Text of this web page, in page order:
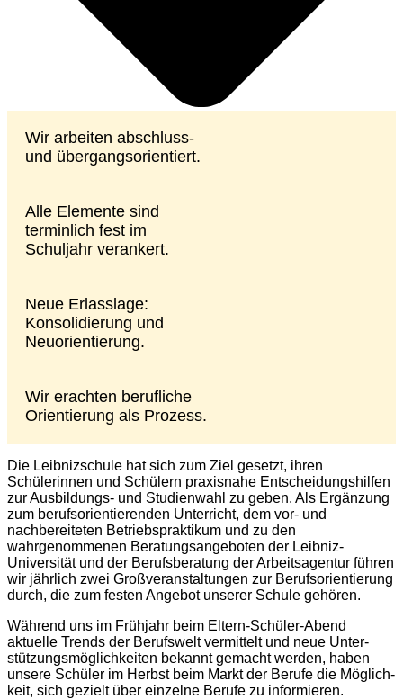
Wir arbeiten abschluss-
und übergangsorientiert.
Alle Elemente sind
terminlich fest im
Schuljahr verankert.
Neue Erlasslage:
Konsolidierung und
Neuorientierung.
Wir erachten berufliche
Orientierung als Prozess.
Die Leibnizschule hat sich zum Ziel gesetzt, ihren
Schülerinnen und Schülern praxisnahe Entscheidungshilfen
zur Ausbildungs- und Studienwahl zu geben. Als Ergänzung
zum berufsorientierenden Unterricht, dem vor- und
nachbereiteten Betriebspraktikum und zu den
wahrgenommenen Beratungsangeboten der Leibniz-
Universität und der Berufsberatung der Arbeitsagentur führen
wir jährlich zwei Großveranstaltungen zur Berufsorientierung
durch, die zum festen Angebot unserer Schule gehören.
Während uns im Früh­jahr beim Eltern-Schüler-Abend
aktuelle Trends der Berufs­welt vermittelt und neue Unter­
stützungs­möglich­keiten bekannt gemacht werden, haben
unsere Schüler im Herbst beim Markt der Berufe die Möglich­
keit, sich gezielt über einzelne Berufe zu informieren.